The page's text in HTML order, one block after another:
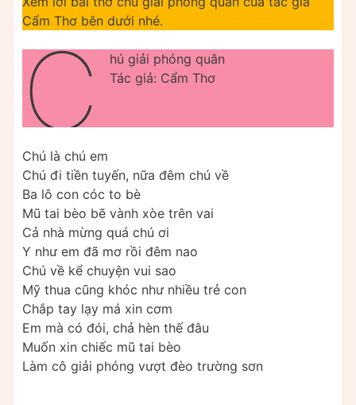
Cẩm Thơ bên dưới nhé.
C
hú giải phóng quân
Tác giả: Cẩm Thơ
Chú là chú em
Chú đi tiền tuyến, nữa đêm chú về
Ba lô con cóc to bè
Mũ tai bèo bẽ vành xòe trên vai
Cả nhà mừng quá chú ơi
Y như em đã mơ rồi đêm nao
Chú về kể chuyện vui sao
Mỹ thua cũng khóc như nhiều trẻ con
Chắp tay lạy má xin cơm
Em mà có đói, chả hèn thế đâu
Muốn xin chiếc mũ tai bèo
Làm cô giải phóng vượt đèo trường sơn